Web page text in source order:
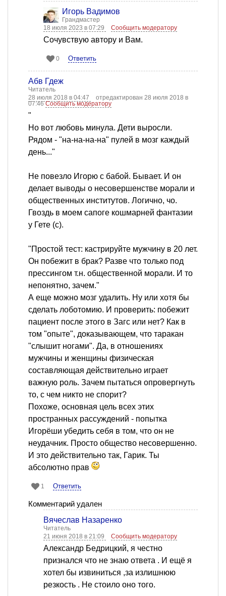
Игорь Вадимов
Грандмастер
18 июля 2023 в 07:29
Сообщить модератору
Сочувствую автору и Вам.
0 Ответить
Абв Гдеж
Читатель
28 июля 2018 в 04:47
отредактирован 28 июля 2018 в
07:46Сообщить модератору
"
Но вот любовь минула. Дети выросли.
Рядом - "на-на-на-на" пулей в мозг каждый
день..."
Не повезло Игорю с бабой. Бывает. И он
делает выводы о несовершенстве морали и
общественных институтов. Логично, чо.
Гвоздь в моем сапоге кошмарней фантазии
у Гете (с).
"Простой тест: кастрируйте мужчину в 20 лет.
Он побежит в брак? Разве что только под
прессингом т.н. общественной морали. И то
непонятно, зачем."
А еще можно мозг удалить. Ну или хотя бы
сделать лоботомию. И проверить: побежит
пациент после этого в Загс или нет? Как в
том "опыте", доказывающем, что таракан
"слышит ногами". Да, в отношениях
мужчины и женщины физическая
составляющая действительно играет
важную роль. Зачем пытаться опровергнуть
то, с чем никто не спорит?
Похоже, основная цель всех этих
пространных рассуждений - попытка
Игорёши убедить себя в том, что он не
неудачник. Просто общество несовершенно.
И это действительно так, Гарик. Ты
абсолютно прав
1 Ответить
Комментарий удален
Вячеслав Назаренко
Читатель
21 июня 2018 в 21:09
Сообщить модератору
Александр Бедрицкий, я честно
признался что не знаю ответа . И ещё я
хотел бы извиниться ,за излишнюю
резкость . Не стоило оно того.